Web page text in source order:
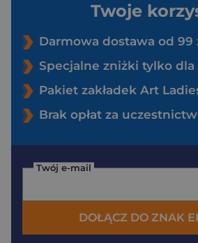
Twoje
Darmowa dostawa od 99
Specjalne zniżki tylko
Pakiet zakładek Art
Brak opłat za
Twój e-mail
DOŁĄCZ DO ZNAK